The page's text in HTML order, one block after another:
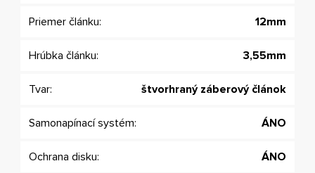
Priemer článku: 12mm
Hrúbka článku: 3,55mm
Tvar: štvorhraný záberový článok
Samonapínací systém: ÁNO
Ochrana disku: ÁNO